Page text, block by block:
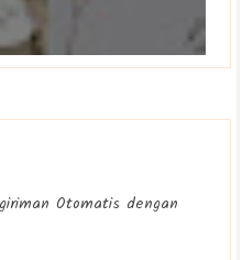
Otomatis dengan